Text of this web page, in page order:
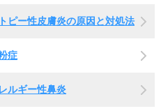
ピー性皮膚炎の原因と対処法
症
ルギー性鼻炎